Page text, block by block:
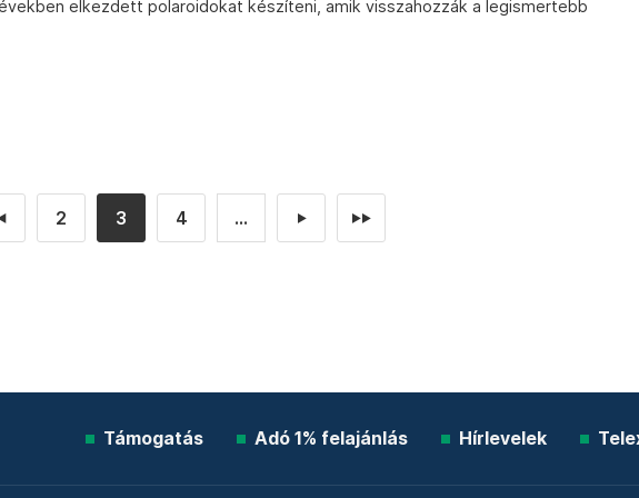
elkezdett polaroidokat készíteni, amik visszahozzák a legismertebb
2 3 4 ... ► ►►
Támogatás Adó 1% felajánlás Hírlevelek